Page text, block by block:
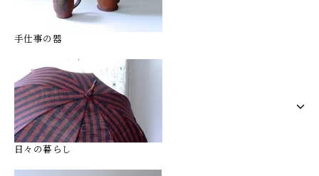
手仕事の器
日々の暮らし